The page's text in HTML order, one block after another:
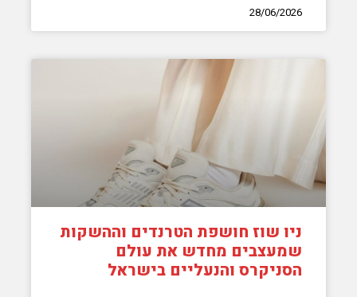
28/06/2026
ניו שוז חושפת הטרנדים וההשקות
שמעצבים מחדש את עולם
הסניקרס והנעליים בישראל